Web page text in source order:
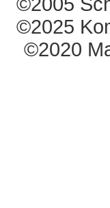
©2025
©2020